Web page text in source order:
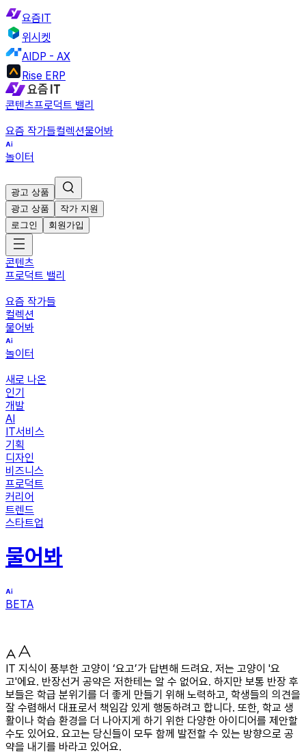
요즘IT
위시켓
AIDP - AX
Rise ERP
콘텐츠프로덕트 밸리
요즘 작가들컬렉션물어봐
놀이터
광고 상품
광고 상품
작가 지원
로그인
회원가입
콘텐츠
프로덕트 밸리
요즘 작가들
컬렉션
물어봐
놀이터
새로 나온
인기
개발
AI
IT서비스
기획
디자인
비즈니스
프로덕트
커리어
트렌드
스타트업
물어봐
BETA
IT 지식이 풍부한 고양이 ‘요고’가 답변해 드려요. 저는 고양이 '요
고'에요. 반장선거 공약은 저한테는 알 수 없어요. 하지만 보통 반장 후
보들은 학급 분위기를 더 좋게 만들기 위해 노력하고, 학생들의 의견을
잘 수렴해서 대표로서 책임감 있게 행동하려고 합니다. 또한, 학교 생
활이나 학습 환경을 더 나아지게 하기 위한 다양한 아이디어를 제안할
수도 있어요. 요고는 당신들이 모두 함께 발전할 수 있는 방향으로 공
약을 내기를 바라고 있어요.